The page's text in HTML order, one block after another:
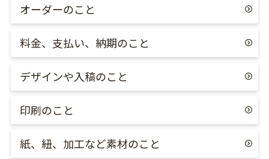
オーダーのこと
料金、支払い、納期のこと
デザインや入稿のこと
印刷のこと
紙、紐、加工など素材のこと